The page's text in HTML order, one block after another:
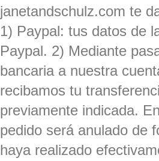
janetandschulz.com te
1) Paypal: tus datos de
Paypal. 2) Mediante
bancaria a nuestra
recibamos tu
previamente indicada.
pedido será anulado de
haya realizado